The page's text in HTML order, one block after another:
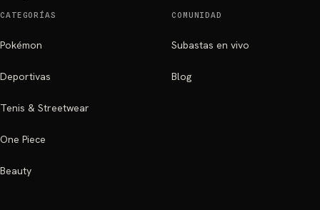
CATEGORÍAS
Pokémon
Deportivas
Tenis & Streetwear
One Piece
Beauty
COMUNIDAD
Subastas en vivo
Blog